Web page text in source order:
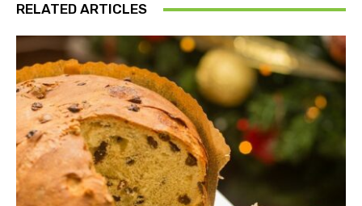
RELATED ARTICLES